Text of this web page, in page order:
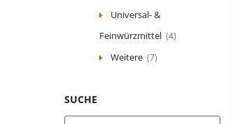
Universal- &
Feinwürzmittel (4)
Weitere (7)
SUCHE